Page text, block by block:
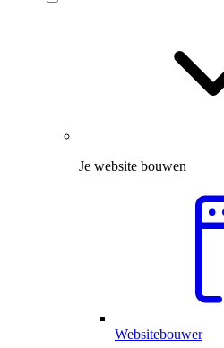
Je website bouwen
Websitebouwer